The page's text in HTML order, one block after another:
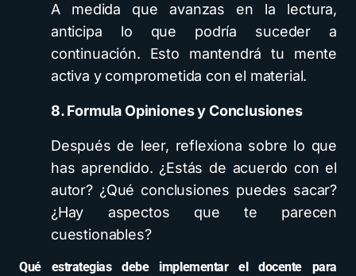
A medida que avanzas en la lectura,
anticipa lo que podría suceder a
continuación. Esto mantendrá tu mente
activa y comprometida con el material.
8. Formula Opiniones y Conclusiones
Después de leer, reflexiona sobre lo que
has aprendido. ¿Estás de acuerdo con el
autor? ¿Qué conclusiones puedes sacar?
¿Hay aspectos que te parecen
cuestionables?
Qué estrategias debe implementar el docente para